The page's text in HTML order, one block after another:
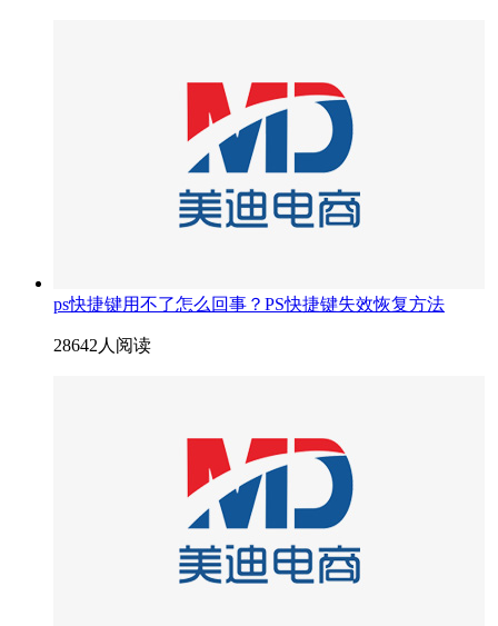
ps快捷键用不了怎么回事？PS快捷键失效恢复方法
28642人阅读